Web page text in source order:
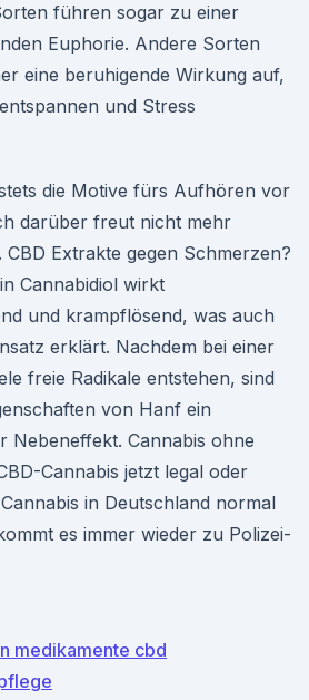
führen sogar zu einer
Euphorie. Andere Sorten
eine beruhigende Wirkung auf,
und Stress
die Motive fürs Aufhören vor
darüber freut nicht mehr
Extrakte gegen Schmerzen?
Cannabidiol wirkt
und krampflösend, was auch
erklärt. Nachdem bei einer
freie Radikale entstehen, sind
von Hanf ein
Nebeneffekt. Cannabis ohne
Cannabis jetzt legal oder
in Deutschland normal
es immer wieder zu Polizei-
medikamente cbd